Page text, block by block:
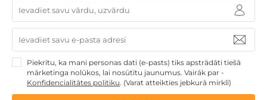
Atpūta upes krastā
Violeta Hotel Druskininkai atrodas Nemunas upes
Piekrītu, ka mani personas dati (e-pasts) tiks apstrādāti tiešā
mārketinga nolūkos, lai nosūtītu jaunumus. Vairāk par -
Konfidencialitātes politiku. (Varat atteikties jebkurā mirklī)